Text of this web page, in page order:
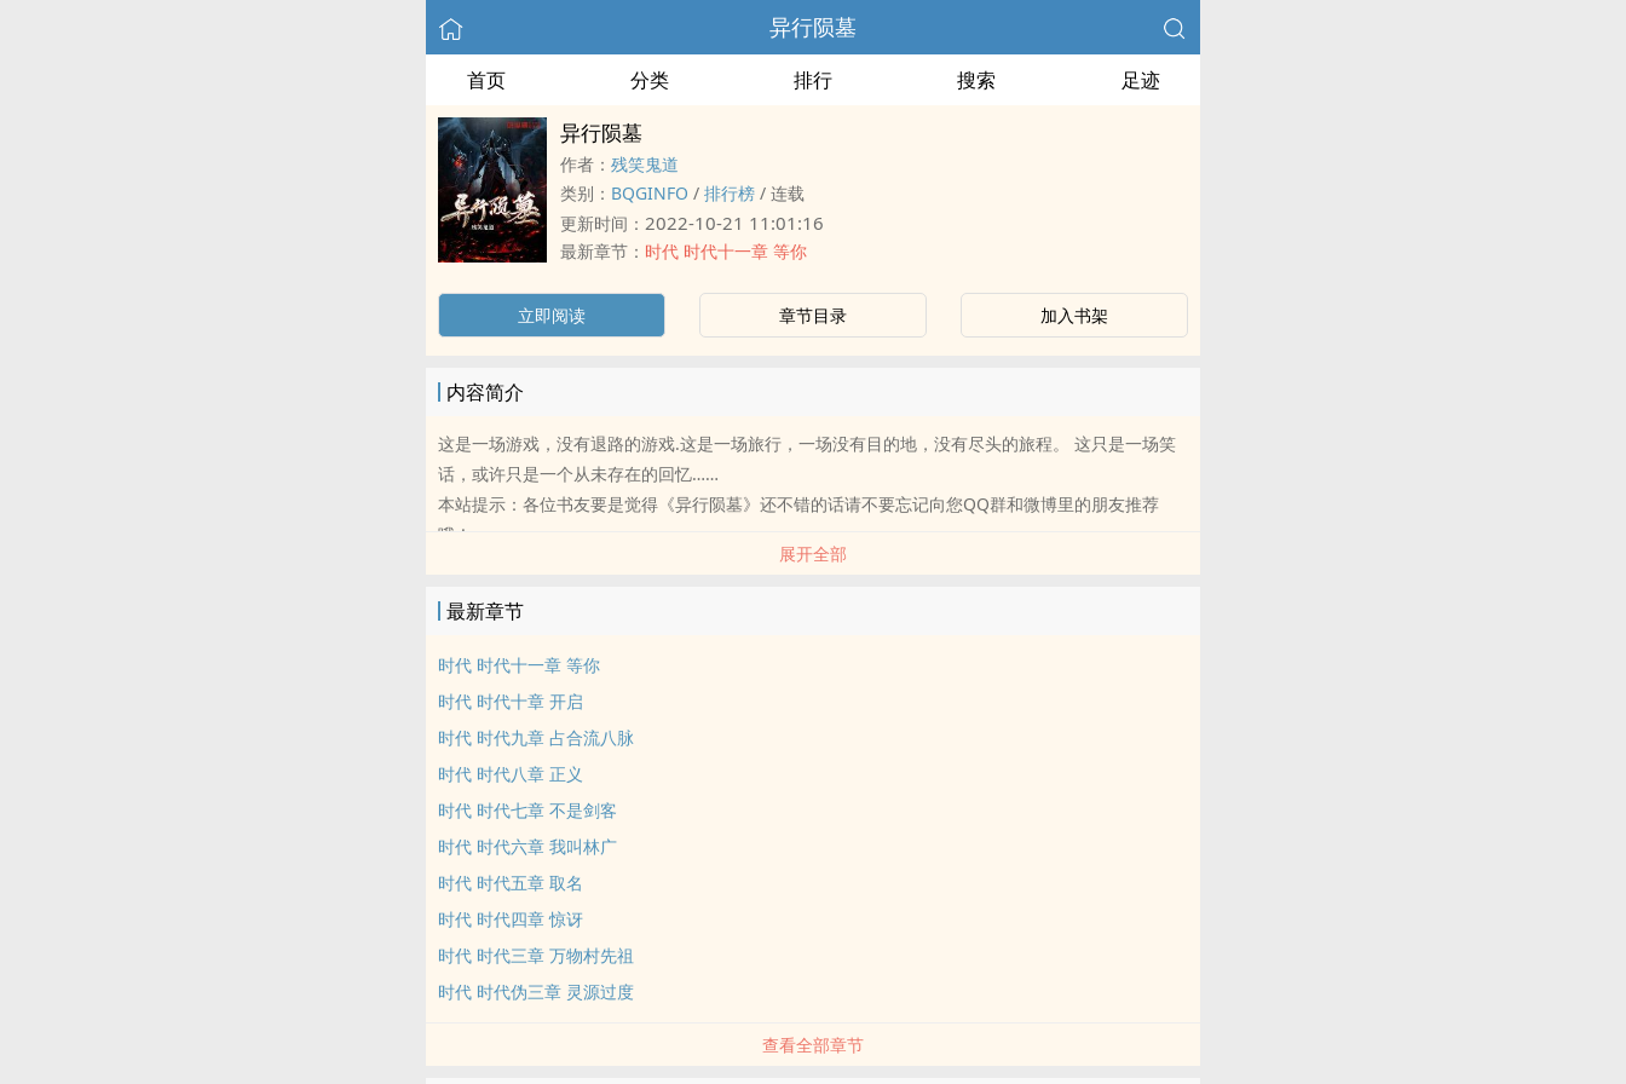
异行陨墓
首页 分类 排行 搜索 足迹
异行陨墓
作者： 残笑鬼道
类别： BQGINFO / 排行榜 / 连载
更新时间： 2022-10-21 11:01:16
最新章节： 时代 时代十一章 等你
立即阅读 章节目录 加入书架
内容简介
这是一场游戏，没有退路的游戏.这是一场旅行，一场没有目的地，没有尽头的旅程。 这只是一场笑
话，或许只是一个从未存在的回忆……
本站提示：各位书友要是觉得《异行陨墓》还不错的话请不要忘记向您QQ群和微博里的朋友推荐
哦！
展开全部
最新章节
时代 时代十一章 等你
时代 时代十章 开启
时代 时代九章 占合流八脉
时代 时代八章 正义
时代 时代七章 不是剑客
时代 时代六章 我叫林广
时代 时代五章 取名
时代 时代四章 惊讶
时代 时代三章 万物村先祖
时代 时代伪三章 灵源过度
查看全部章节